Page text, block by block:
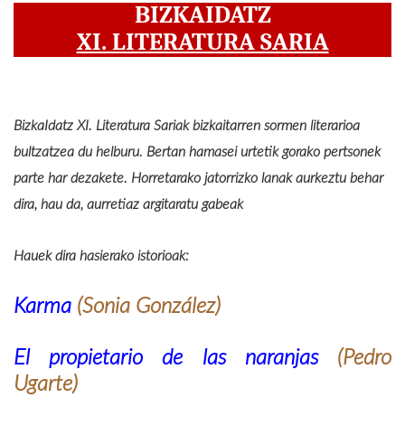
BIZKAIDATZ
XI. LITERATURA SARIA
BizkaIdatz XI. Literatura Sariak bizkaitarren sormen literarioa
bultzatzea du helburu. Bertan hamasei urtetik gorako pertsonek
parte har dezakete. Horretarako jatorrizko lanak aurkeztu behar
dira, hau da, aurretiaz argitaratu gabeak
Hauek dira hasierako istorioak:
Karma (Sonia González)
El propietario de las naranjas(Pedro
Ugarte)